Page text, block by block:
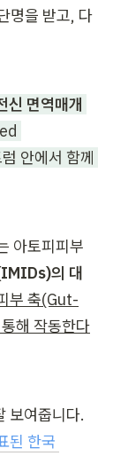
명을 받고, 다
신 면역매개
안에서 함께
아토피피부
의 대
부 축(Gut-
해 작동한다
된 한국